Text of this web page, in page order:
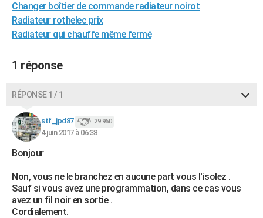
Destinations
City break
Voyage nature
Voyage de noces
Forum
Climat
+PHOTO
GUIDES D'ACHAT
BONS PLANS
Dictionnaire
Biographies
Citations
Expressions
Proverbes
PROGRAMME TV
COPAINS D'AVANT
S'inscrire
Se connecter
Lycées
Collèges
Primaires
Universités
Entreprises
Service militaire
Avis de recherche
AVIS DE DÉCÈS
FORUM
Changer boîtier de commande radiateur noirot
Radiateur rothelec prix
Radiateur qui chauffe même fermé
1 réponse
RÉPONSE 1 / 1
stf_jpd87 29 960
4 juin 2017 à 06:38
Bonjour
Non, vous ne le branchez en aucune part vous l'isolez .
Sauf si vous avez une programmation, dans ce cas vous
avez un fil noir en sortie .
Cordialement.